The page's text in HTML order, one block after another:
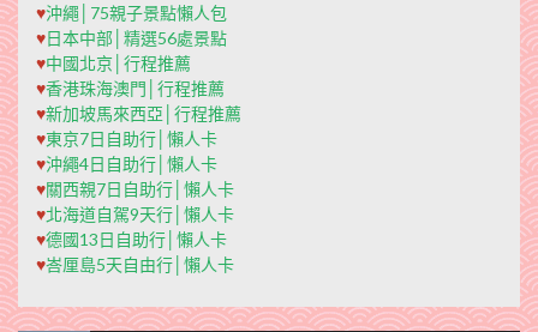
♥沖繩│75親子景點懶人包
♥日本中部│精選56處景點
♥中國北京│行程推薦
♥香港珠海澳門│行程推薦
♥新加坡馬來西亞│行程推薦
♥東京7日自助行│懶人卡
♥沖繩4日自助行│懶人卡
♥關西親7日自助行│懶人卡
♥北海道自駕9天行│懶人卡
♥德國13日自助行│懶人卡
♥峇厘島5天自由行│懶人卡